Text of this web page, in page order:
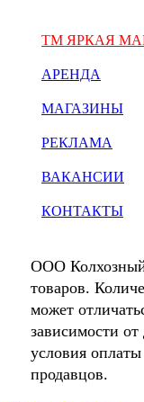
ТМ ЯРКАЯ
АРЕНДА
МАГАЗИНЫ
РЕКЛАМА
ВАКАНСИИ
КОНТАКТЫ
ООО Колхозный
товаров.
может
зависимости
условия
продавцов.